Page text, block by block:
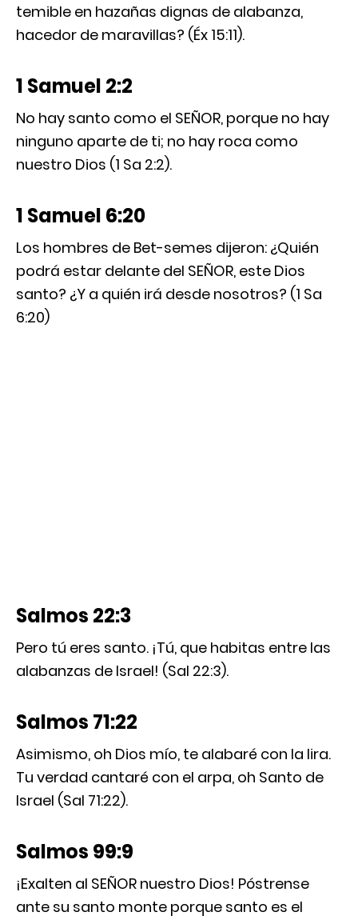
temible en hazañas dignas de alabanza,
hacedor de maravillas? (Éx 15:11).
1 Samuel 2:2
No hay santo como el SEÑOR, porque no hay
ninguno aparte de ti; no hay roca como
nuestro Dios (1 Sa 2:2).
1 Samuel 6:20
Los hombres de Bet-semes dijeron: ¿Quién
podrá estar delante del SEÑOR, este Dios
santo? ¿Y a quién irá desde nosotros? (1 Sa
6:20)
Salmos 22:3
Pero tú eres santo. ¡Tú, que habitas entre las
alabanzas de Israel! (Sal 22:3).
Salmos 71:22
Asimismo, oh Dios mío, te alabaré con la lira.
Tu verdad cantaré con el arpa, oh Santo de
Israel (Sal 71:22).
Salmos 99:9
¡Exalten al SEÑOR nuestro Dios! Póstrense
ante su santo monte porque santo es el